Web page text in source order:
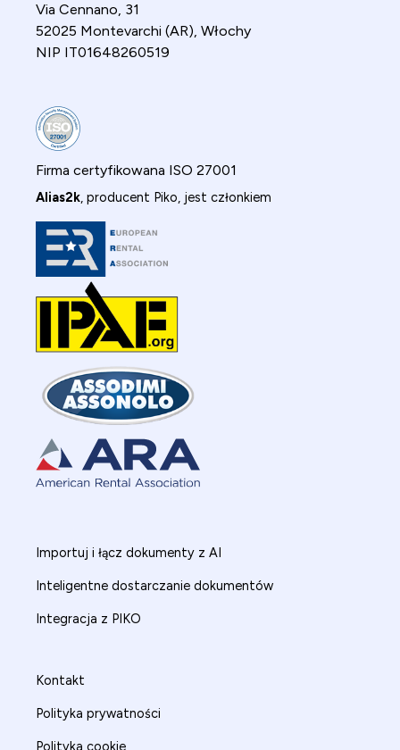
Via Cennano, 31
52025 Montevarchi (AR), Włochy
NIP IT01648260519
Firma certyfikowana ISO 27001
Alias2k, producent Piko, jest członkiem
Importuj i łącz dokumenty z AI
Inteligentne dostarczanie dokumentów
Integracja z PIKO
Kontakt
Polityka prywatności
Polityka cookie